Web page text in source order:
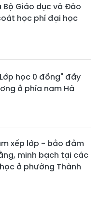
Bộ Giáo dục và Đào
học phí đại học
học 0 đồng" đầy
ở phía nam Hà
xếp lớp - bảo đảm
minh bạch tại các
ở phường Thành